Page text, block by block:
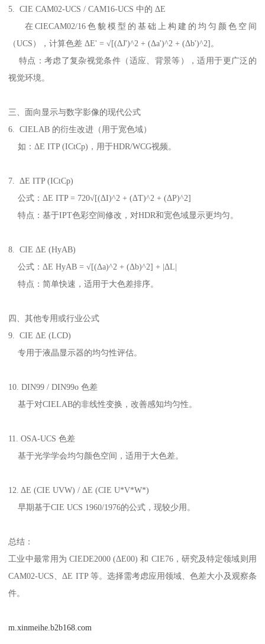
5. CIE CAM02-UCS / CAM16-UCS中的 ΔE
在CIECAM02/16 色貌模型的基础上构建的均匀颜色空间
（UCS ），计算色差 ΔE' =√[(ΔJ')^2 + (Δa')^2 + (Δb')^2] 。
特点：考虑了复杂视觉条件（适应、背景等），适用于更广泛的
视觉环境。
三、面向显示与数字影像的现代公式
6. CIELAB 的衍生改进（用于宽色域）
如： ΔE ITP (ICtCp) ，用于HDR/WCG视频。
7. ΔE ITP (ICtCp)
公式： ΔE ITP = 720√[(ΔI)^2 + (ΔT)^2 + (ΔP)^2]
特点：基于IPT色彩空间修改，对HDR和宽色域显示更均匀。
8. CIE ΔE (HyAB)
公式： ΔE HyAB =√[(Δa)^2 + (Δb)^2] + | ΔL|
特点：简单快速，适用于大色差排序。
四、其他专用或行业公式
9. CIE ΔE (LCD)
专用于液晶显示器的均匀性评估。
10. DIN99 / DIN99o色差
基于对CIELAB的非线性变换，改善感知均匀性。
11. OSA-UCS色差
基于光学学会均匀颜色空间，适用于大色差。
12. ΔE (CIE UVW) / ΔE (CIE U*V*W*)
早期基于CIE UCS 1960/1976的公式，现较少用。
总结：
工业中最常用为 CIEDE2000 (ΔE00)和 CIE76，研究及特定领域则用
CAM02-UCS 、ΔE ITP 等。选择需考虑应用领域、色差大小及观察条
件。
m.xinmeihe.b2b168.com